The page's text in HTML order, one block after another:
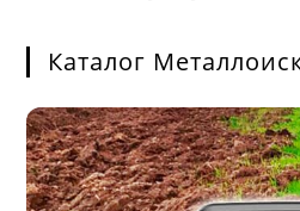
Каталог